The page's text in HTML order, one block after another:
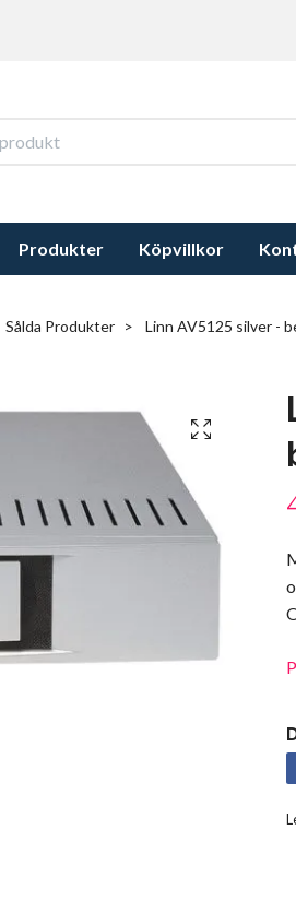
Produkter Köpvillkor
Sålda Produkter Linn AV5125 silver -